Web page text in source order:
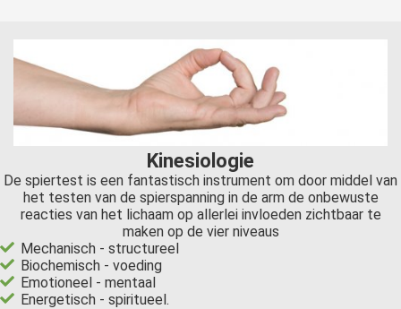
Kinesiologie
De spiertest is een fantastisch instrument om door middel van
het testen van de spierspanning in de arm de onbewuste
reacties van het lichaam op allerlei invloeden zichtbaar te
maken op de vier niveaus
Mechanisch - structureel
Biochemisch - voeding
Emotioneel - mentaal
Energetisch - spiritueel.